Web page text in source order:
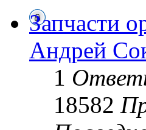
Запчасти
Андрей
1
18582